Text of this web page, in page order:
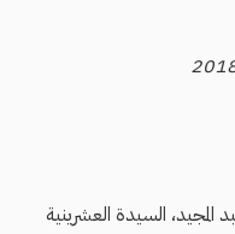
عبد المجيد، السيدة العشرينية